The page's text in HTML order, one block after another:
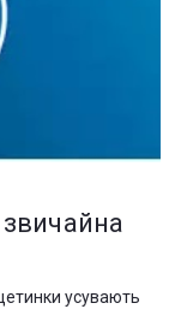
усувають